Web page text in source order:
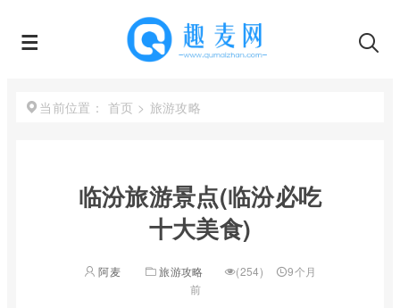
当前位置： 首页 > 旅游攻略
临汾旅游景点(临汾必吃
十大美食)
阿麦 旅游攻略 (254)
9个月
前